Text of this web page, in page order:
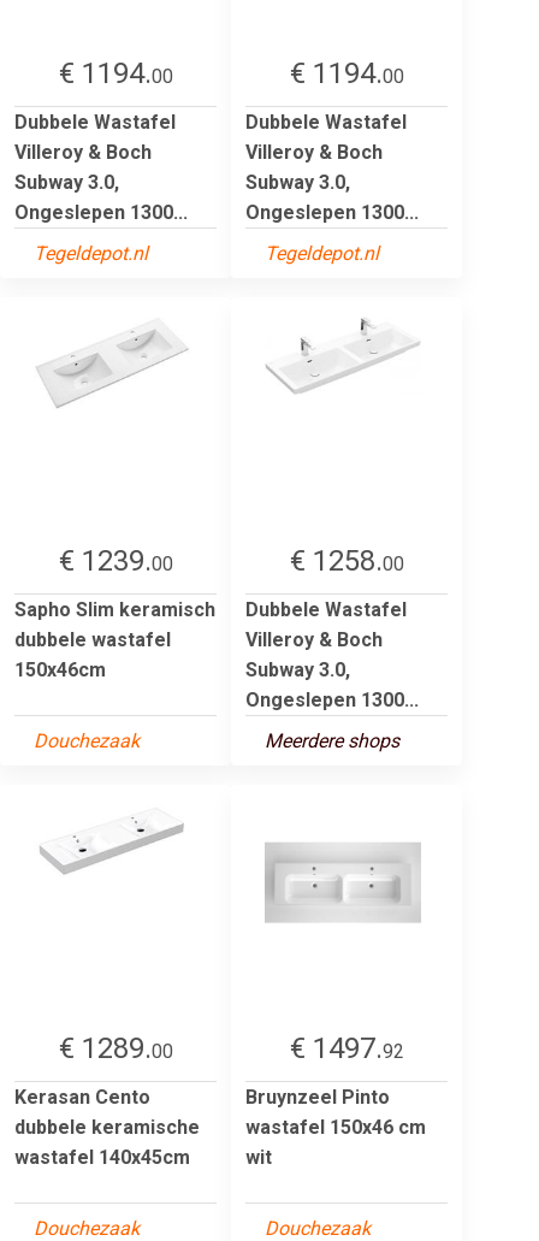
€ 1194.00
Dubbele Wastafel
Villeroy & Boch
Subway 3.0,
Ongeslepen 1300...
Tegeldepot.nl
€ 1194.00
Dubbele Wastafel
Villeroy & Boch
Subway 3.0,
Ongeslepen 1300...
Tegeldepot.nl
€ 1239.00
Sapho Slim keramisch
dubbele wastafel
150x46cm
Douchezaak
€ 1258.00
Dubbele Wastafel
Villeroy & Boch
Subway 3.0,
Ongeslepen 1300...
Meerdere shops
€ 1289.00
Kerasan Cento
dubbele keramische
wastafel 140x45cm
Douchezaak
€ 1497.92
Bruynzeel Pinto
wastafel 150x46 cm
wit
Douchezaak